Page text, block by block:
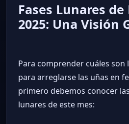
Fases Lunares de
2025: Una Visión
Para comprender cuáles son
para arreglarse las uñas en
primero debemos conocer
lunares de este mes: